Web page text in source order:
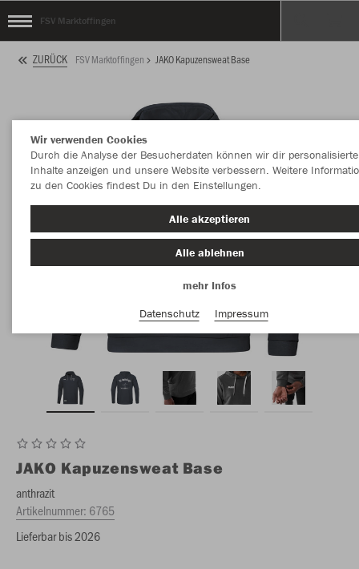
FSV Marktoffingen
ZURÜCK FSV Marktoffingen JAKO Kapuzensweat Base
JAKO Kapuzensweat Base
anthrazit
Artikelnummer: 6765
Lieferbar bis 2026
Wir verwenden Cookies
Durch die Analyse der Besucherdaten können wir dir personalisierte
Inhalte anzeigen und unsere Website verbessern. Weitere
zu den Cookies findest Du in den Einstellungen.
Alle akzeptieren
Alle ablehnen
mehr Infos
Datenschutz
Impressum